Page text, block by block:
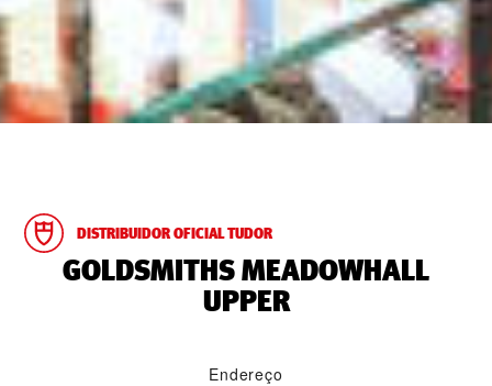
DISTRIBUIDOR OFICIAL TUDOR
‭GOLDSMITHS MEADOWHALL
UPPER‬
Endereço